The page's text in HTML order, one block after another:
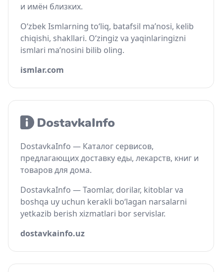
и имён близких.
O‘zbek Ismlarning to‘liq, batafsil ma’nosi, kelib
chiqishi, shakllari. O‘zingiz va yaqinlaringizni
ismlari ma’nosini bilib oling.
ismlar.com
DostavkaInfo — Каталог сервисов,
предлагающих доставку еды, лекарств, книг и
товаров для дома.
DostavkaInfo — Taomlar, dorilar, kitoblar va
boshqa uy uchun kerakli bo‘lagan narsalarni
yetkazib berish xizmatlari bor servislar.
dostavkainfo.uz